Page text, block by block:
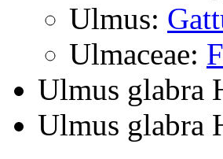
Ulmus:
Ulmaceae:
Ulmus glabra
Ulmus glabra